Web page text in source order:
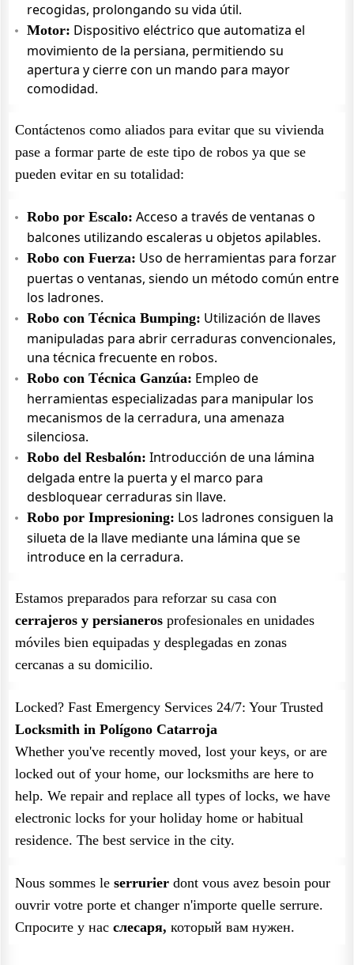
recogidas, prolongando su vida útil.
Motor: Dispositivo eléctrico que automatiza el
movimiento de la persiana, permitiendo su
apertura y cierre con un mando para mayor
comodidad.
Contáctenos como aliados para evitar que su vivienda
pase a formar parte de este tipo de robos ya que se
pueden evitar en su totalidad:
Robo por Escalo: Acceso a través de ventanas o
balcones utilizando escaleras u objetos apilables.
Robo con Fuerza: Uso de herramientas para forzar
puertas o ventanas, siendo un método común entre
los ladrones.
Robo con Técnica Bumping: Utilización de llaves
manipuladas para abrir cerraduras convencionales,
una técnica frecuente en robos.
Robo con Técnica Ganzúa: Empleo de
herramientas especializadas para manipular los
mecanismos de la cerradura, una amenaza
silenciosa.
Robo del Resbalón: Introducción de una lámina
delgada entre la puerta y el marco para
desbloquear cerraduras sin llave.
Robo por Impresioning: Los ladrones consiguen la
silueta de la llave mediante una lámina que se
introduce en la cerradura.
Estamos preparados para reforzar su casa con
cerrajeros y persianeros profesionales en unidades
móviles bien equipadas y desplegadas en zonas
cercanas a su domicilio.
Locked? Fast Emergency Services 24/7: Your Trusted
Locksmith in Polígono Catarroja
Whether you've recently moved, lost your keys, or are
locked out of your home, our locksmiths are here to
help. We repair and replace all types of locks, we have
electronic locks for your holiday home or habitual
residence. The best service in the city.
Nous sommes le serrurier dont vous avez besoin pour
ouvrir votre porte et changer n'importe quelle serrure.
Спросите у нас слесаря, который вам нужен.